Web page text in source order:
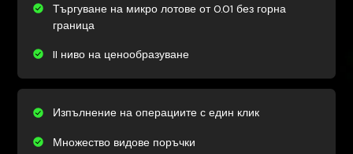
Търгуване на микро лотове от 0.01 без горна
граница
II ниво на ценообразуване
Изпълнение на операциите с един клик
Множество видове поръчки